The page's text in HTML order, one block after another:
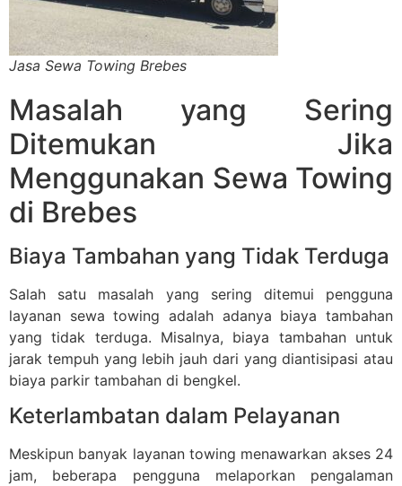
Jasa Sewa Towing Brebes
Masalah yang Sering
Ditemukan Jika
Menggunakan Sewa Towing
di Brebes
Biaya Tambahan yang Tidak Terduga
Salah satu masalah yang sering ditemui pengguna
layanan sewa towing adalah adanya biaya tambahan
yang tidak terduga. Misalnya, biaya tambahan untuk
jarak tempuh yang lebih jauh dari yang diantisipasi atau
biaya parkir tambahan di bengkel.
Keterlambatan dalam Pelayanan
Meskipun banyak layanan towing menawarkan akses 24
jam, beberapa pengguna melaporkan pengalaman